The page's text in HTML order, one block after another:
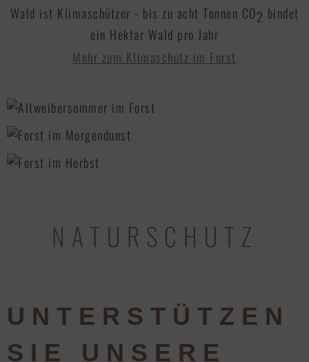
Wald ist Klimaschützer - bis zu acht Tonnen CO2 bindet
ein Hektar Wald pro Jahr
Mehr zum Klimaschutz im Forst
NATURSCHUTZ
UNTERSTÜTZEN
SIE UNSERE